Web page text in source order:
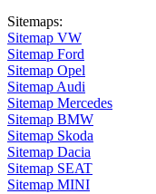
Sitemaps:
Sitemap VW
Sitemap Ford
Sitemap Opel
Sitemap Audi
Sitemap Mercedes
Sitemap BMW
Sitemap Skoda
Sitemap Dacia
Sitemap SEAT
Sitemap MINI